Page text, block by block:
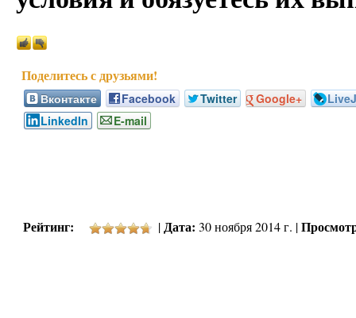
Вконтакте Facebook Twitter Google+
LinkedIn
E-mail
Рейтинг: | Дата: 30 ноября 2014 г. |